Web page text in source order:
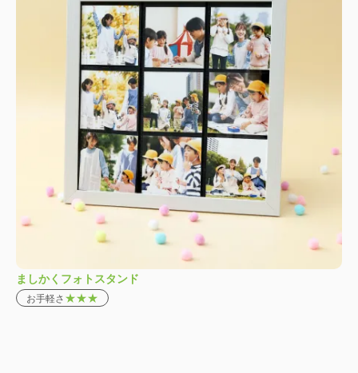
ましかくフォトスタンド
お手軽さ ★★★